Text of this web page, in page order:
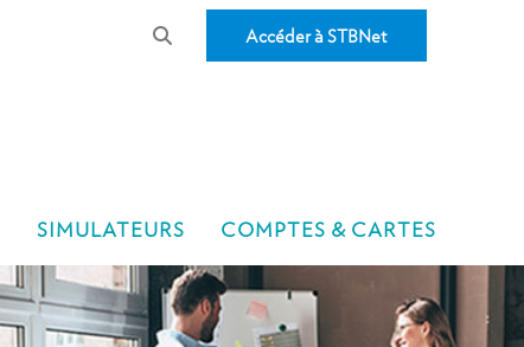
Accéder à STBNet
SIMULATEURS COMPTES & CARTES